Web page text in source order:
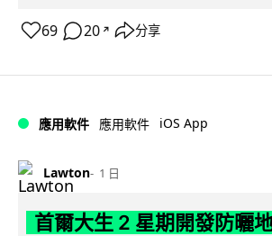
69 20 ↗ 分享
應用軟件 應用軟件 iOS App
Lawton 1 日
首爾大生 2 星期開發防曬